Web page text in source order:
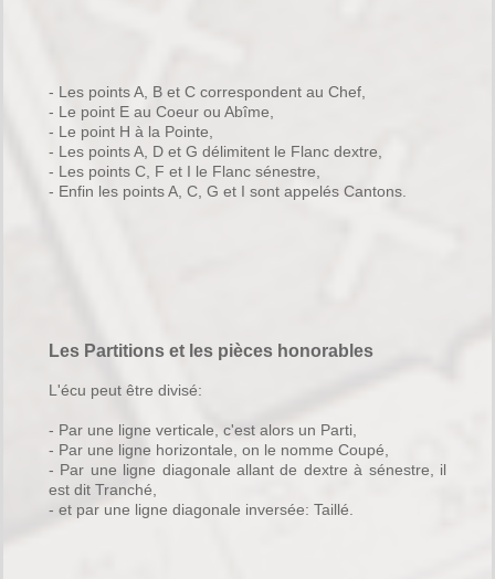
- Les points A, B et C correspondent au Chef,
- Le point E au Coeur ou Abîme,
- Le point H à la Pointe,
- Les points A, D et G délimitent le Flanc dextre,
- Les points C, F et I le Flanc sénestre,
- Enfin les points A, C, G et I sont appelés Cantons.
Les Partitions et les pièces honorables
L'écu peut être divisé:
- Par une ligne verticale, c'est alors un Parti,
- Par une ligne horizontale, on le nomme Coupé,
- Par une ligne diagonale allant de dextre à sénestre, il
est dit Tranché,
- et par une ligne diagonale inversée: Taillé.